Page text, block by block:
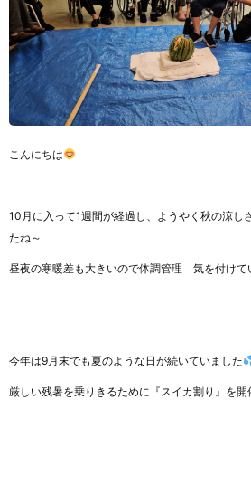
こんにちは
10月に入って1週間が経過し、ようやく秋の涼し
たね～
昼夜の寒暖差も大きいので体調管理 気を付けて
今年は9月末でも夏のような日が続いていました
厳しい残暑を乗りきるために『スイカ割り』を開